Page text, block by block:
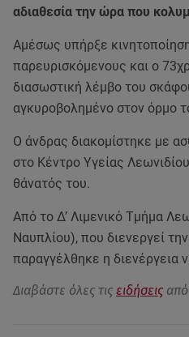
αδιαθεσία την ώρα που
Αμέσως υπήρξε
παρευρισκόμενους και ο
διασωστική λέμβο του
αγκυροβολημένο στον όρμο
Ο άνδρας διακομίστηκε με
στο Κέντρο Υγείας
θάνατός του.
Από το Δ’ Λιμενικό Τμήμα
Ναυπλίου), που διενεργεί
παραγγέλθηκε η διενέργεια
Διαβάστε όλες τις ειδήσεις